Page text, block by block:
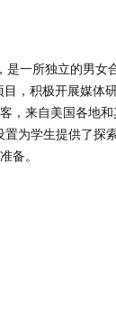
是一所独立的男女
，积极开展媒体
，来自美国各地
为学生提供了探
备。